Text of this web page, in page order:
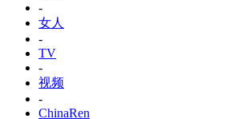
-
女人
-
TV
-
视频
-
ChinaRen